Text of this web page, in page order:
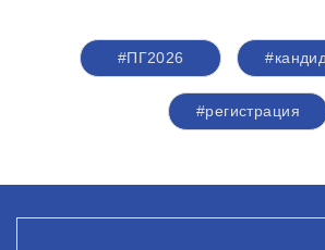
#ПГ2026
#регистрация